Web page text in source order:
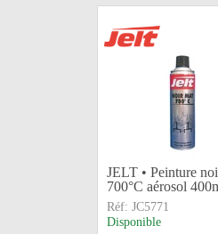
JELT • Peinture
700°C aérosol
Réf: JC5771
Disponible